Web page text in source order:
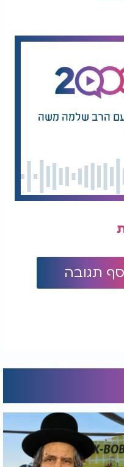
כיתות אין מקבלים
וכמו שדיברנו על
לשון הרע יש בו מין
עם הרב שלמה משה
תגובה